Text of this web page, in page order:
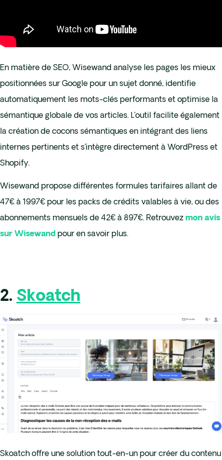
En matière de SEO, Wisewand analyse les pages les mieux
positionnées sur Google pour un sujet donné, identifie
automatiquement les mots-clés performants et optimise la
sémantique globale de vos articles. L’outil facilite également
la création de cocons sémantiques en intégrant des liens
internes pertinents et s’intègre directement à WordPress et
Shopify.
Wisewand propose différentes formules tarifaires allant de
47€ à 1997€ pour les packs de crédits valables à vie, ou des
abonnements mensuels de 42€ à 897€. Retrouvez mon avis
sur Wisewand pour en savoir plus.
2. Skoatch
Skoatch offre une solution tout-en-un pour créer du contenu